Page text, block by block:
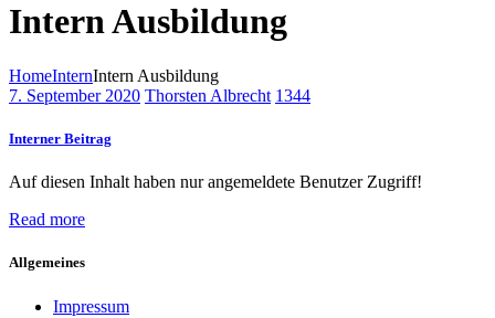
Intern Ausbildung
HomeInternIntern Ausbildung
7. September 2020 Thorsten Albrecht 1344
Interner Beitrag
Auf diesen Inhalt haben nur angemeldete Benutzer Zugriff!
Read more
Allgemeines
Impressum